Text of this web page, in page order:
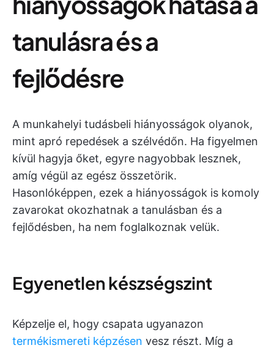
tanulásra és a
fejlődésre
A munkahelyi tudásbeli hiányosságok olyanok,
mint apró repedések a szélvédőn. Ha figyelmen
kívül hagyja őket, egyre nagyobbak lesznek,
amíg végül az egész összetörik.
Hasonlóképpen, ezek a hiányosságok is komoly
zavarokat okozhatnak a tanulásban és a
fejlődésben, ha nem foglalkoznak velük.
Egyenetlen készségszint
Képzelje el, hogy csapata ugyanazon
termékismereti képzésen vesz részt. Míg a